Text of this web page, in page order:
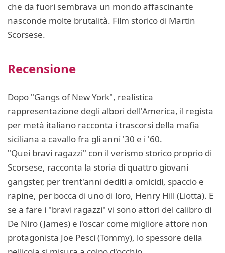
che da fuori sembrava un mondo affascinante
nasconde molte brutalità. Film storico di Martin
Scorsese.
Recensione
Dopo "Gangs of New York", realistica
rappresentazione degli albori dell'America, il regista
per metà italiano racconta i trascorsi della mafia
siciliana a cavallo fra gli anni '30 e i '60.
"Quei bravi ragazzi" con il verismo storico proprio di
Scorsese, racconta la storia di quattro giovani
gangster, per trent'anni dediti a omicidi, spaccio e
rapine, per bocca di uno di loro, Henry Hill (Liotta). E
se a fare i "bravi ragazzi" vi sono attori del calibro di
De Niro (James) e l'oscar come migliore attore non
protagonista Joe Pesci (Tommy), lo spessore della